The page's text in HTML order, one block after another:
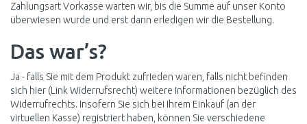
Zahlungsart Vorkasse warten wir, bis die Summe auf unser Konto
überwiesen wurde und erst dann erledigen wir die Bestellung.
Das war’s?
Ja - falls Sie mit dem Produkt zufrieden waren, falls nicht befinden
sich hier (Link Widerrufsrecht) weitere Informationen bezüglich des
Widerrufrechts. Insofern Sie sich bei Ihrem Einkauf (an der
virtuellen Kasse) registriert haben, können Sie verschiedene